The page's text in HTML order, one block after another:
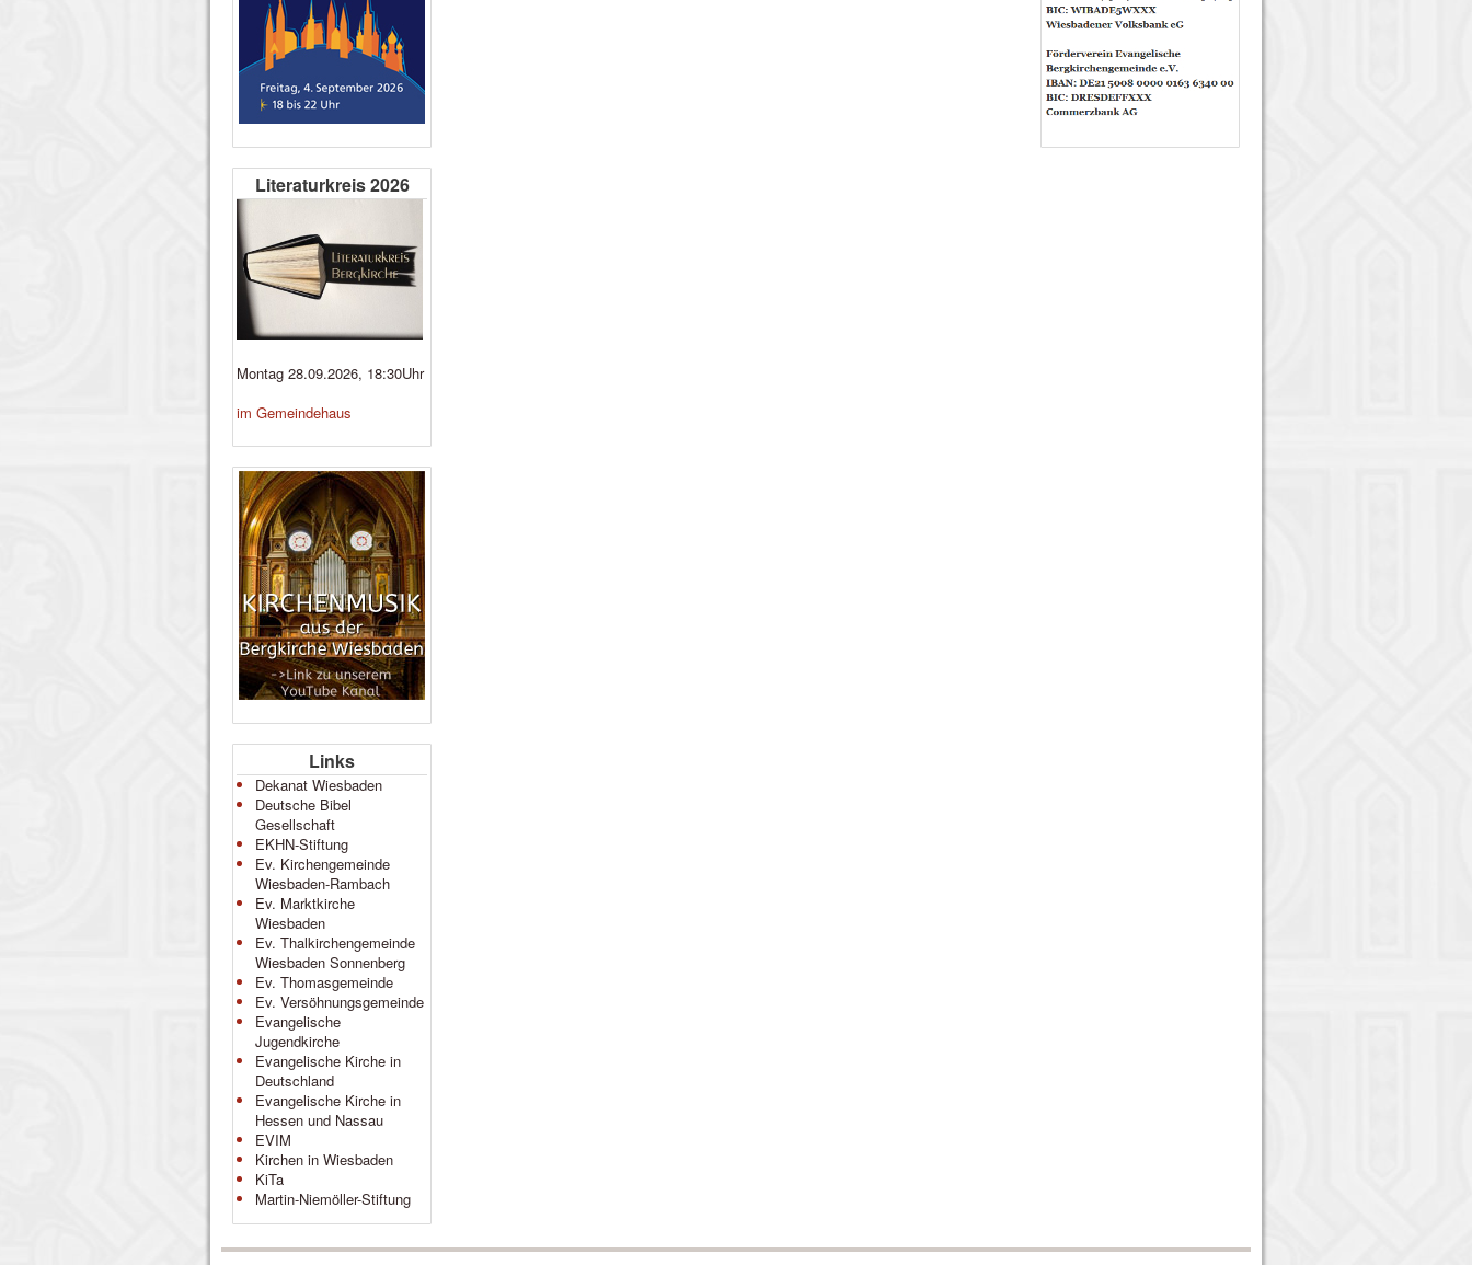
Literaturkreis 2026
Montag 28.09.2026, 18:30Uhr
im Gemeindehaus
Links
Dekanat Wiesbaden
Deutsche Bibel
Gesellschaft
EKHN-Stiftung
Ev. Kirchengemeinde
Wiesbaden-Rambach
Ev. Marktkirche
Wiesbaden
Ev. Thalkirchengemeinde
Wiesbaden Sonnenberg
Ev. Thomasgemeinde
Ev. Versöhnungsgemeinde
Evangelische
Jugendkirche
Evangelische Kirche in
Deutschland
Evangelische Kirche in
Hessen und Nassau
EVIM
Kirchen in Wiesbaden
KiTa
Martin-Niemöller-Stiftung